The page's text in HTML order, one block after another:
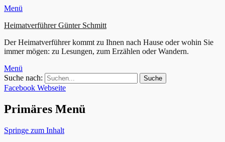
Menü
Heimatverführer Günter Schmitt
Der Heimatverführer kommt zu Ihnen nach Hause oder wohin Sie
immer mögen: zu Lesungen, zum Erzählen oder Wandern.
Menü
Suche nach:
Facebook Webseite
Primäres Menü
Springe zum Inhalt